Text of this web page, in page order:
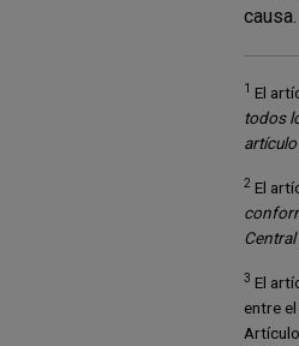
causa.
1 El
todos
2El
3 El
entre